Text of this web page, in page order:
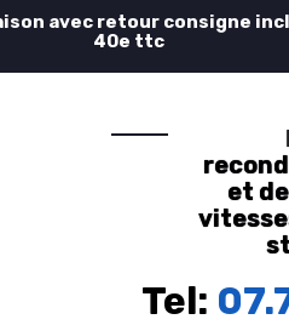
avec retour consigne
40e ttc
et
Tel: